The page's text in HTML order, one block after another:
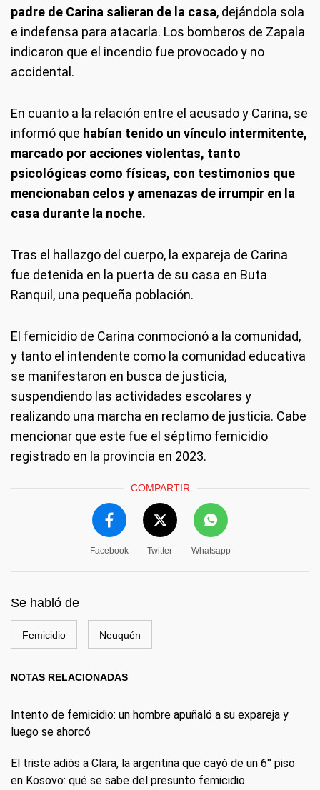
padre de Carina salieran de la casa, dejándola sola
e indefensa para atacarla. Los bomberos de Zapala
indicaron que el incendio fue provocado y no
accidental.
En cuanto a la relación entre el acusado y Carina, se
informó que habían tenido un vínculo intermitente,
marcado por acciones violentas, tanto
psicológicas como físicas, con testimonios que
mencionaban celos y amenazas de irrumpir en la
casa durante la noche.
Tras el hallazgo del cuerpo, la expareja de Carina
fue detenida en la puerta de su casa en Buta
Ranquil, una pequeña población.
El femicidio de Carina conmocionó a la comunidad,
y tanto el intendente como la comunidad educativa
se manifestaron en busca de justicia,
suspendiendo las actividades escolares y
realizando una marcha en reclamo de justicia. Cabe
mencionar que este fue el séptimo femicidio
registrado en la provincia en 2023.
COMPARTIR
Facebook Twitter Whatsapp
Se habló de
Femicidio Neuquén
NOTAS RELACIONADAS
Intento de femicidio: un hombre apuñaló a su expareja y
luego se ahorcó
El triste adiós a Clara, la argentina que cayó de un 6° piso
en Kosovo: qué se sabe del presunto femicidio